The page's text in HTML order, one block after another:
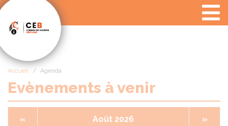
Accueil Agenda
Evènements à venir
« Août 2026 »
Panneau de gestion des cookies